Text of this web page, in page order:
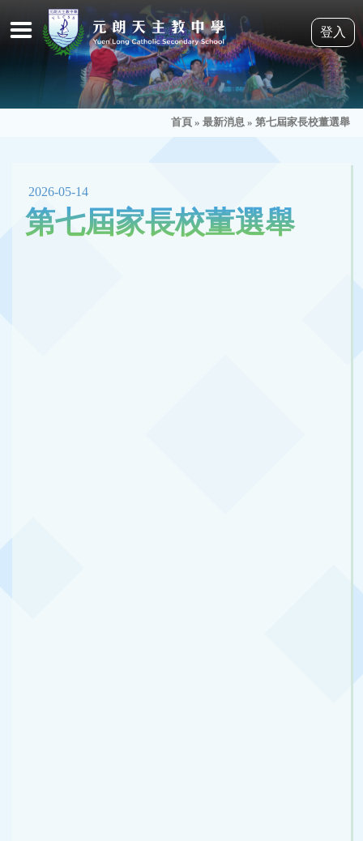
登入
首頁 » 最新消息 » 第七屆家長校董選舉
2026-05-14
第七屆家長校董選舉